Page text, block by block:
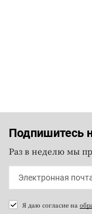
Подпишитесь
Раз в неделю мы
Я даю согласие на